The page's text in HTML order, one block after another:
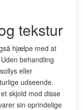
tekstur
hjælpe med at
behandling
eller
udseende.
skjold mod disse
sin oprindelige